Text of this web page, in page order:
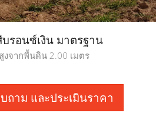
บรอนซ์เงิน มาตรฐาน
งจากพื้นดิน 2.00 เมตร
ถาม และประเมินราคา